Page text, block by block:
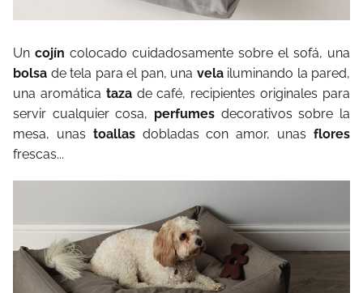
Un cojín colocado cuidadosamente sobre el sofá, una
bolsa de tela para el pan, una vela iluminando la pared,
una aromática taza de café, recipientes originales para
servir cualquier cosa, perfumes decorativos sobre la
mesa, unas toallas dobladas con amor, unasflores
frescas...